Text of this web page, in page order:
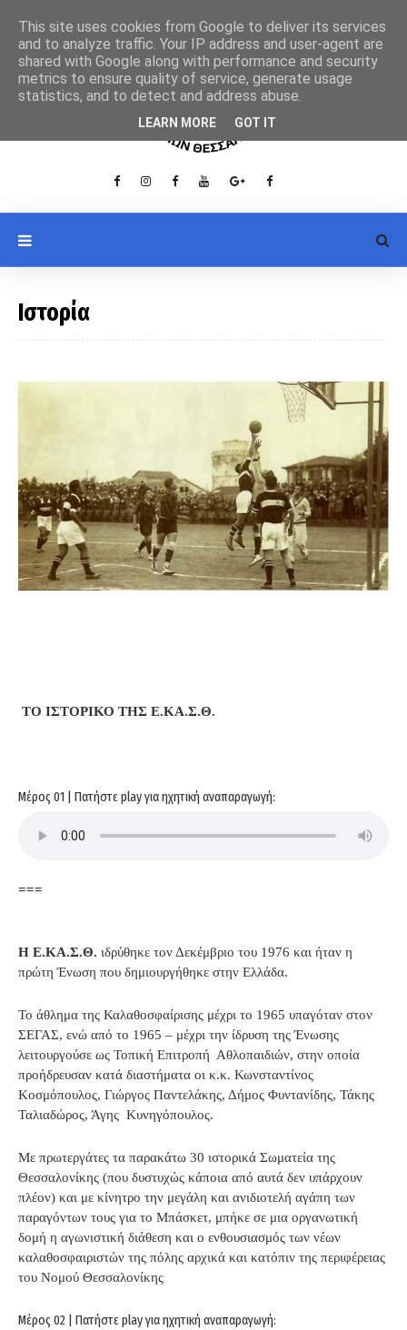
Ιστορία
ΤΟ ΙΣΤΟΡΙΚΟ ΤΗΣ Ε.ΚΑ.Σ.Θ.
Μέρος 01 | Πατήστε play για ηχητική αναπαραγωγή:
===
Η Ε.ΚΑ.Σ.Θ. ιδρύθηκε τον Δεκέμβριο του 1976 και ήταν η
πρώτη Ένωση που δημιουργήθηκε στην Ελλάδα.
Το άθλημα της Καλαθοσφαίρισης μέχρι το 1965 υπαγόταν στον
ΣΕΓΑΣ, ενώ από το 1965 – μέχρι την ίδρυση της Ένωσης
λειτουργούσε ως Τοπική Επιτροπή Αθλοπαιδιών, στην οποία
προήδρευσαν κατά διαστήματα οι κ.κ. Κωνσταντίνος
Κοσμόπουλος, Γιώργος Παντελάκης, Δήμος Φυντανίδης, Τάκης
Ταλιαδώρος, Άγης Κυνηγόπουλος.
Με πρωτεργάτες τα παρακάτω 30 ιστορικά Σωματεία της
Θεσσαλονίκης (που δυστυχώς κάποια από αυτά δεν υπάρχουν
πλέον) και με κίνητρο την μεγάλη και ανιδιοτελή αγάπη των
παραγόντων τους για το Μπάσκετ, μπήκε σε μια οργανωτική
δομή η αγωνιστική διάθεση και ο ενθουσιασμός των νέων
καλαθοσφαιριστών της πόλης αρχικά και κατόπιν της περιφέρειας
του Νομού Θεσσαλονίκης
Μέρος 02 | Πατήστε play για ηχητική αναπαραγωγή:
This site uses cookies from Google to deliver its services
and to analyze traffic. Your IP address and user-agent are
shared with Google along with performance and security
metrics to ensure quality of service, generate usage
statistics, and to detect and address abuse.
LEARN MORE GOT IT